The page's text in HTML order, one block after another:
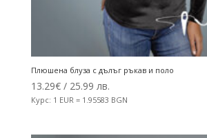
Плюшена блуза с дълъг ръкав и поло
13.29€/ 25.99 лв.
Курс: 1 EUR = 1.95583 BGN